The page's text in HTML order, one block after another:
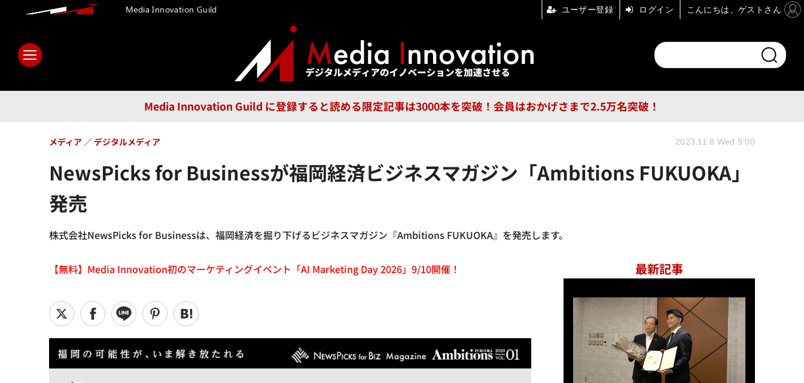
Media Innovation Guild に登録すると読める限定記事は3000本を突破！会員はおかげさまで2.5万名突破！
メディア テクノロジー 広告 企業 特集 ブランドチャンネル
フォーエム その他
NewsPicks for Businessが福岡経済ビジネスマガジン「Ambitions FUKUOKA」
発売
株式会社NewsPicks for Businessは、福岡経済を掘り下げるビジネスマガジン『Ambitions FUKUOKA』を発売します。
メディア デジタルメディア 2023.11.8 Wed 9:00
【無料】Media Innovation初のマーケティングイベント「AI Marketing Day 2026」9/10開催！ 最新記事
Media Innovation Guild ユーザー登録 ログイン こんにちは、ゲストさん